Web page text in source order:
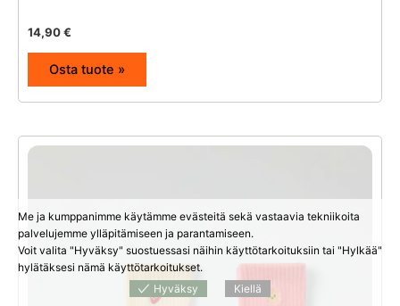
14,90€
Osta tuote »
Me ja kumppanimme käytämme evästeitä sekä vastaavia tekniikoita
palvelujemme ylläpitämiseen ja parantamiseen.
Voit valita "Hyväksy" suostuessasi näihin käyttötarkoituksiin tai "Hylkää"
hylätäksesi nämä käyttötarkoitukset.
Hyväksy
Kiellä